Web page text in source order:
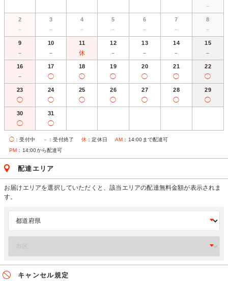
－
2
－
3
－
4
－
5
－
6
－
7
－
8
－
9
－
10
－
11
休
12
－
13
－
14
－
15
－
16
－
17
◯
18
◯
19
◯
20
◯
21
◯
22
◯
23
◯
24
◯
25
◯
26
◯
27
◯
28
◯
29
◯
30
◯
31
◯
◯ ：受付中 － ：受付終了 休 ：定休日 AM ：14:00まで配達可
PM ：14:00から配達可
配達エリア
お届けエリアを選択していただくと、該当エリアの配達無料金額が表示されま
す。
キャンセル規定